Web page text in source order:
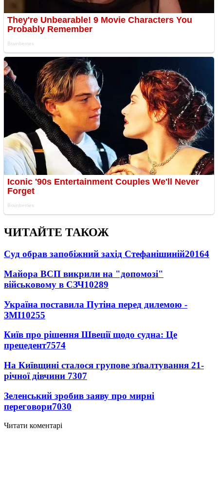
ЧИТАЙТЕ ТАКОЖ
Суд обрав запобіжний захід Стефанішиній20164
Майора ВСП викрили на "допомозі"
військовому в СЗЧ10289
Україна поставила Путіна перед дилемою -
ЗМІ10255
Київ про рішення Швеції щодо судна: Це
прецедент7574
На Київщині сталося групове зґвалтування 21-
річної дівчини 7307
Зеленський зробив заяву про мирні
переговори7030
Читати коментарі